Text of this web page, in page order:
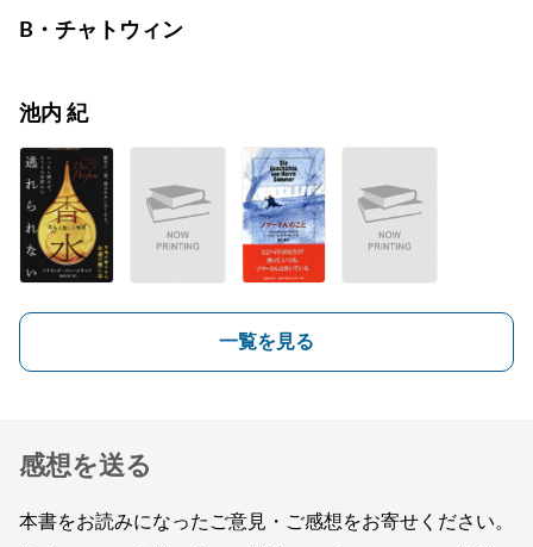
B・チャトウィン
池内 紀
一覧を見る
感想を送る
本書をお読みになったご意見・ご感想をお寄せください。